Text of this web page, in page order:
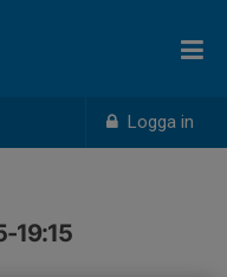
Logga in
19:15